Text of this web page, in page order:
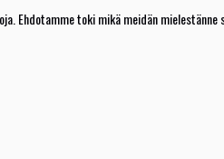
Ehdotamme toki mikä meidän